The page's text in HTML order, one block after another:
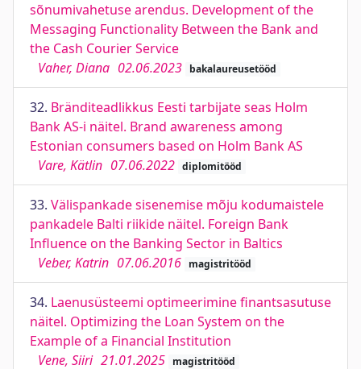
sõnumivahetuse arendus. Development of the
Messaging Functionality Between the Bank and
the Cash Courier Service
Vaher, Diana 02.06.2023 bakalaureusetööd
32. Bränditeadlikkus Eesti tarbijate seas Holm
Bank AS-i näitel. Brand awareness among
Estonian consumers based on Holm Bank AS
Vare, Kätlin 07.06.2022 diplomitööd
33. Välispankade sisenemise mõju kodumaistele
pankadele Balti riikide näitel. Foreign Bank
Influence on the Banking Sector in Baltics
Veber, Katrin 07.06.2016 magistritööd
34. Laenusüsteemi optimeerimine finantsasutuse
näitel. Optimizing the Loan System on the
Example of a Financial Institution
Vene, Siiri 21.01.2025 magistritööd